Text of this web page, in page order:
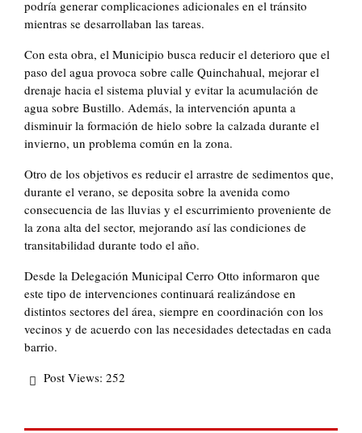
podría generar complicaciones adicionales en el tránsito
mientras se desarrollaban las tareas.
Con esta obra, el Municipio busca reducir el deterioro que el
paso del agua provoca sobre calle Quinchahual, mejorar el
drenaje hacia el sistema pluvial y evitar la acumulación de
agua sobre Bustillo. Además, la intervención apunta a
disminuir la formación de hielo sobre la calzada durante el
invierno, un problema común en la zona.
Otro de los objetivos es reducir el arrastre de sedimentos que,
durante el verano, se deposita sobre la avenida como
consecuencia de las lluvias y el escurrimiento proveniente de
la zona alta del sector, mejorando así las condiciones de
transitabilidad durante todo el año.
Desde la Delegación Municipal Cerro Otto informaron que
este tipo de intervenciones continuará realizándose en
distintos sectores del área, siempre en coordinación con los
vecinos y de acuerdo con las necesidades detectadas en cada
barrio.
Post Views: 252